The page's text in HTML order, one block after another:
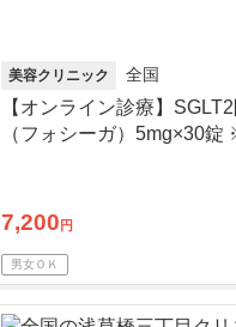
美容クリニック 全国
【オンライン診療】
（フォシーガ）5mg×30錠
7,200 円
男女ＯＫ